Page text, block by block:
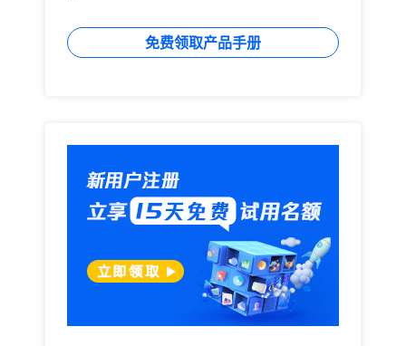
免费领取产品手册